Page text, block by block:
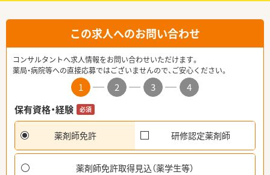
この求人へのお問い合わせ
コンサルタントへ求人情報をお問い合わせいただけます。
薬局・病院等への直接応募ではございませんので、ご安心ください。
1 2 3
4
保有資格・経験
必須
薬剤師免許 研修認定薬剤師
薬剤師免許取得見込（薬学生等）